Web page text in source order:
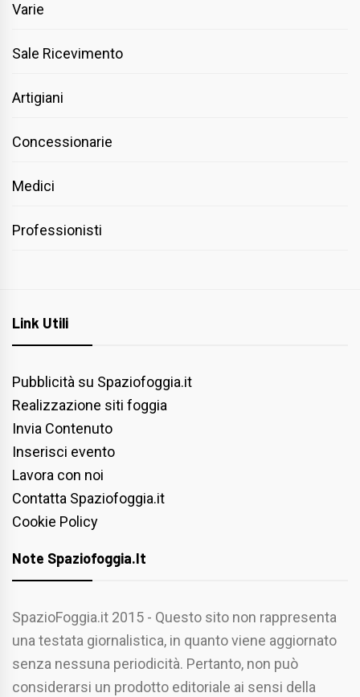
Varie
Sale Ricevimento
Artigiani
Concessionarie
Medici
Professionisti
Link Utili
Pubblicità su Spaziofoggia.it
Realizzazione siti foggia
Invia Contenuto
Inserisci evento
Lavora con noi
Contatta Spaziofoggia.it
Cookie Policy
Note Spaziofoggia.it
SpazioFoggia.it 2015 - Questo sito non rappresenta
una testata giornalistica, in quanto viene aggiornato
senza nessuna periodicità. Pertanto, non può
considerarsi un prodotto editoriale ai sensi della